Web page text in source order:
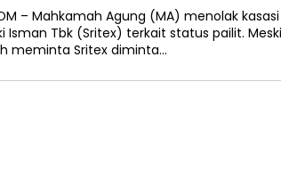
– Mahkamah Agung (MA) menolak
Isman Tbk (Sritex) terkait status pailit.
meminta Sritex diminta…